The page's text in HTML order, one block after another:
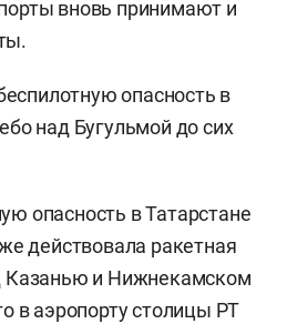
вновь принимают и
опасность в
над Бугульмой до сих
опасность в Татарстане
действовала ракетная
Казанью и Нижнекамском
в аэропорту столицы РТ